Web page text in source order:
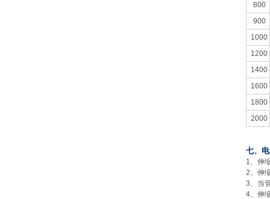
800
900
1000
1200
1400
1600
1800
2000
七、
1、伸
2、伸
3、当
4、伸